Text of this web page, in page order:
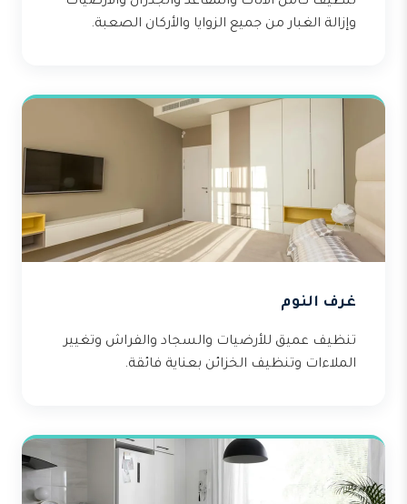
وإزالة الغبار من جميع الزوايا والأركان الصعبة.
غرف النوم
تنظيف عميق للأرضيات والسجاد والفراش وتغيير
الملاءات وتنظيف الخزائن بعناية فائقة.